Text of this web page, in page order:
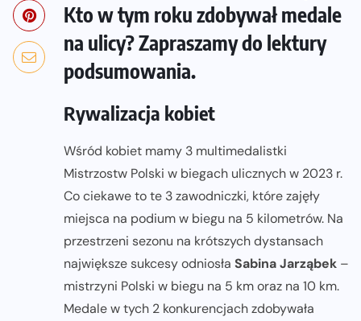
Kto w tym roku zdobywał medale
na ulicy? Zapraszamy do lektury
podsumowania.
Rywalizacja kobiet
Wśród kobiet mamy 3 multimedalistki
Mistrzostw Polski w biegach ulicznych w 2023 r.
Co ciekawe to te 3 zawodniczki, które zajęły
miejsca na podium w biegu na 5 kilometrów. Na
przestrzeni sezonu na krótszych dystansach
największe sukcesy odniosła Sabina Jarząbek –
mistrzyni Polski w biegu na 5 km oraz na 10 km.
Medale w tych 2 konkurencjach zdobywała